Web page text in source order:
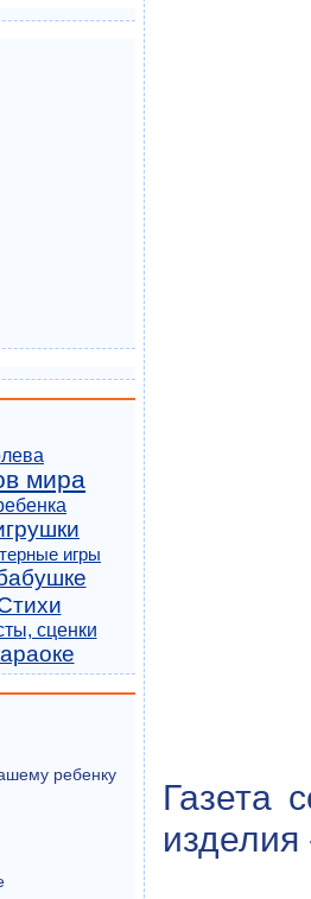
Газета
мира
игры
сценки
ребенку